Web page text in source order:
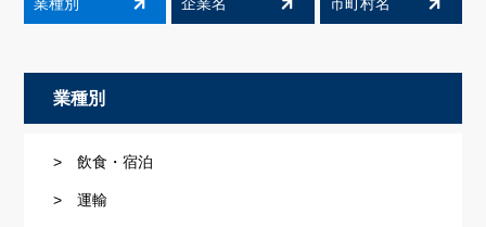
業種別 企業名 市町村名
業種別
> 飲食・宿泊
> 運輸